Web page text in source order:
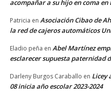
acompañar a su hijo en coma en
Patricia en Asociación Cibao de
la red de cajeros automáticos
Eladio peña en Abel Martínez
esclarecer supuesta paternidad
Darleny Burgos Caraballo en Licey
08 inicia año escolar 2023-2024